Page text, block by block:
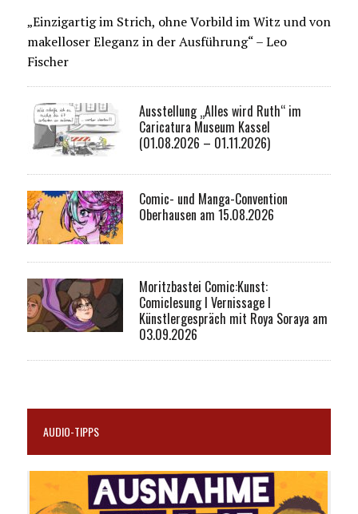
„Einzigartig im Strich, ohne Vorbild im Witz und von
makelloser Eleganz in der Ausführung“ – Leo
Fischer
Ausstellung „Alles wird Ruth“ im
Caricatura Museum Kassel
(01.08.2026 – 01.11.2026)
Comic- und Manga-Convention
Oberhausen am 15.08.2026
Moritzbastei Comic:Kunst:
Comiclesung I Vernissage I
Künstlergespräch mit Roya Soraya am
03.09.2026
AUDIO-TIPPS